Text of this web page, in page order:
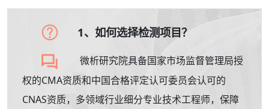
1、如何选择检测项目？
微析研究院具备国家市场监督管理局授
权的CMA资质和中国合格评定认可委员会认可的
CNAS资质，多领域行业细分专业技术工程师，保障